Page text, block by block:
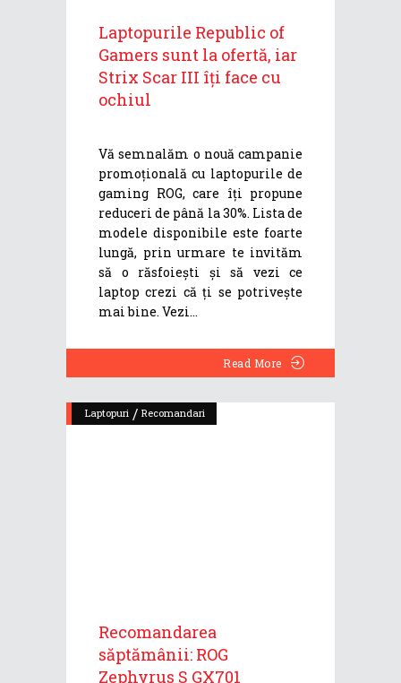
Laptopurile Republic of
Gamers sunt la ofertă, iar
Strix Scar III îți face cu
ochiul
Vă semnalăm o nouă campanie
promoțională cu laptopurile de
gaming ROG, care îți propune
reduceri de până la 30%. Lista de
modele disponibile este foarte
lungă, prin urmare te invităm
să o răsfoiești și să vezi ce
laptop crezi că ți se potrivește
mai bine. Vezi
Read More
Laptopuri / Recomandari
Recomandarea
săptămânii: ROG
Zephyrus S GX701